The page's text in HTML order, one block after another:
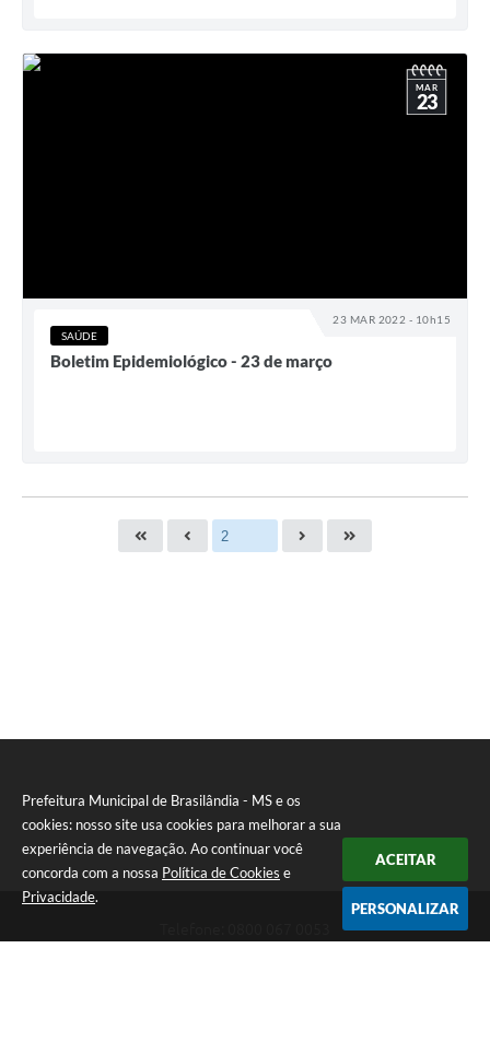
Prefeitura Municipal de Brasilândia - MS e os
cookies: nosso site usa cookies para melhorar a sua
experiência de navegação. Ao continuar você
concorda com a nossa Política de Cookies e
Privacidade.
ACEITAR
PERSONALIZAR
23 MAR 2022 - 10h15
MAR
23
SAÚDE
Boletim Epidemiológico - 23 de março